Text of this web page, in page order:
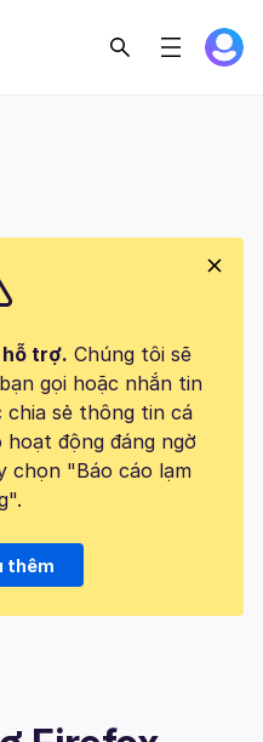
trợ. Chúng tôi sẽ
gọi hoặc nhắn tin
chia sẻ thông tin cá
hoạt động đáng ngờ
chọn "Báo cáo lạm
thêm